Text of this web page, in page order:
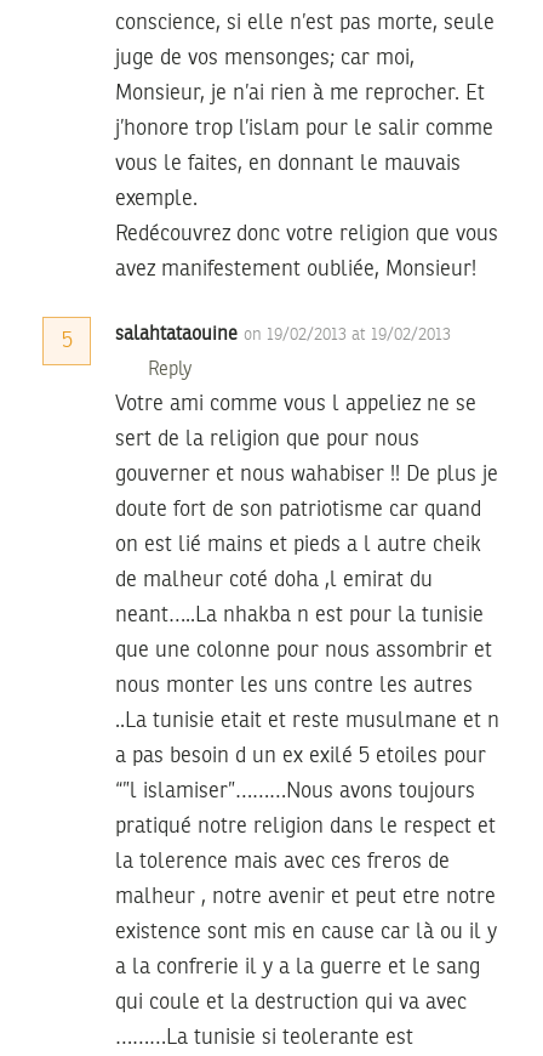
conscience, si elle n’est pas morte, seule
juge de vos mensonges; car moi,
Monsieur, je n’ai rien à me reprocher. Et
j’honore trop l’islam pour le salir comme
vous le faites, en donnant le mauvais
exemple.
Redécouvrez donc votre religion que vous
avez manifestement oubliée, Monsieur!
5 salahtataouine on 19/02/2013 at 19/02/2013
Reply
Votre ami comme vous l appeliez ne se
sert de la religion que pour nous
gouverner et nous wahabiser !! De plus je
doute fort de son patriotisme car quand
on est lié mains et pieds a l autre cheik
de malheur coté doha ,l emirat du
neant…..La nhakba n est pour la tunisie
que une colonne pour nous assombrir et
nous monter les uns contre les autres
..La tunisie etait et reste musulmane et n
a pas besoin d un ex exilé 5 etoiles pour
“”l islamiser”………Nous avons toujours
pratiqué notre religion dans le respect et
la tolerence mais avec ces freros de
malheur , notre avenir et peut etre notre
existence sont mis en cause car là ou il y
a la confrerie il y a la guerre et le sang
qui coule et la destruction qui va avec
………La tunisie si teolerante est